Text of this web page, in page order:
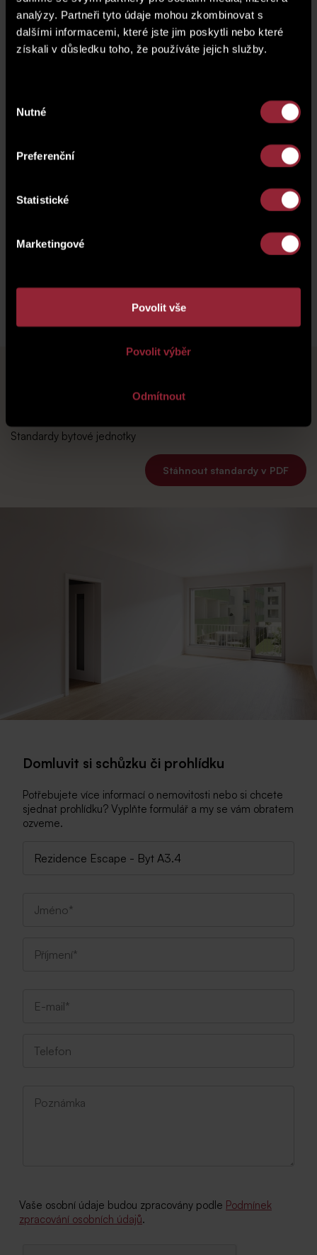
analýzy. Partneři tyto údaje mohou zkombinovat s
dalšími informacemi, které jste jim poskytli nebo které
získali v důsledku toho, že používáte jejich služby.
souhlasu
Nutné
Preferenční
Statistické
Marketingové
Povolit vše
Povolit výběr
Odmítnout
plánek podlaží
Standardy bytové jednotky
Stáhnout standardy v PDF
Domluvit si schůzku či prohlídku
Potřebujete více informací o nemovitosti nebo si chcete
sjednat prohlídku? Vyplňte formulář a my se vám obratem
ozveme.
Vaše osobní údaje budou zpracovány podle Podmínek
zpracování osobních údajů.